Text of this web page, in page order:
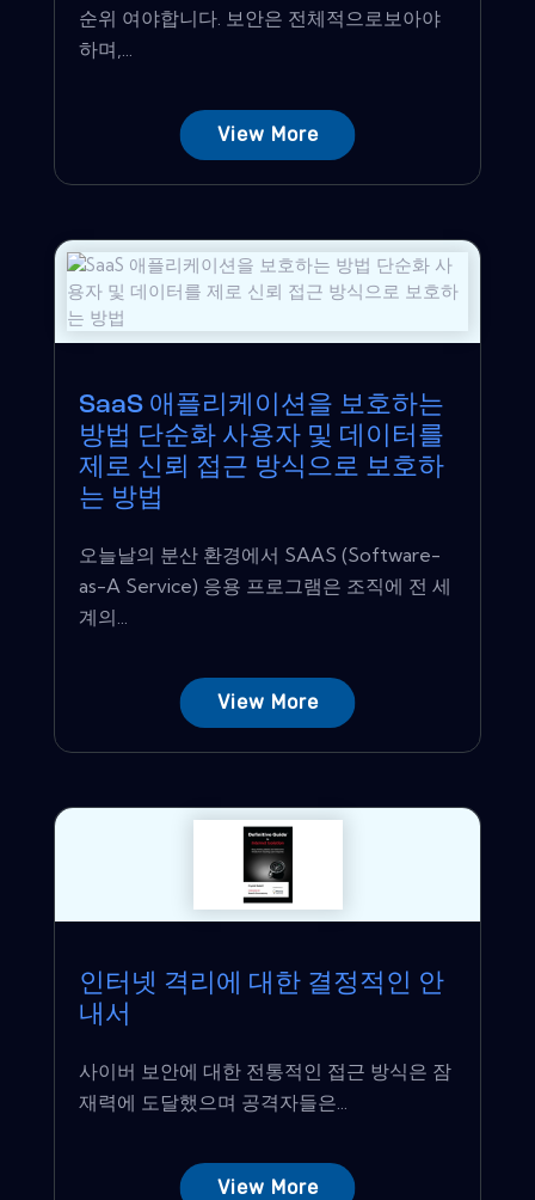
순위 여야합니다. 보안은 전체적으로보아야
하며,...
View More
SaaS 애플리케이션을 보호하는
방법 단순화 사용자 및 데이터를
제로 신뢰 접근 방식으로 보호하
는 방법
오늘날의 분산 환경에서 SAAS (Software-
as-A Service) 응용 프로그램은 조직에 전 세
계의...
View More
인터넷 격리에 대한 결정적인 안
내서
사이버 보안에 대한 전통적인 접근 방식은 잠
재력에 도달했으며 공격자들은...
View More